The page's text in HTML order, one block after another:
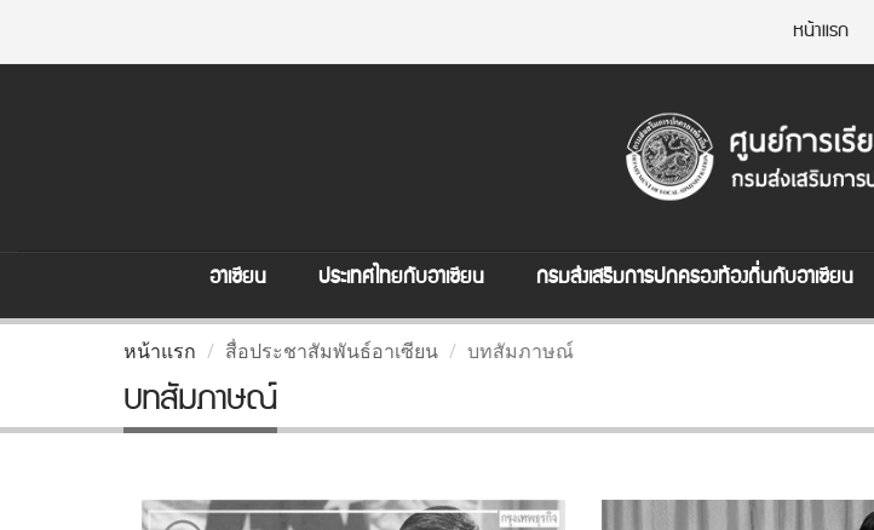
หน้าแรก
อาเซียน ประเทศไทยกับอาเซียน กรมส่งเสริมการปกครองท้องถิ่นกับอาเซียน
หน้าแรก สื่อประชาสัมพันธ์อาเซียน บทสัมภาษณ์
บทสัมภาษณ์